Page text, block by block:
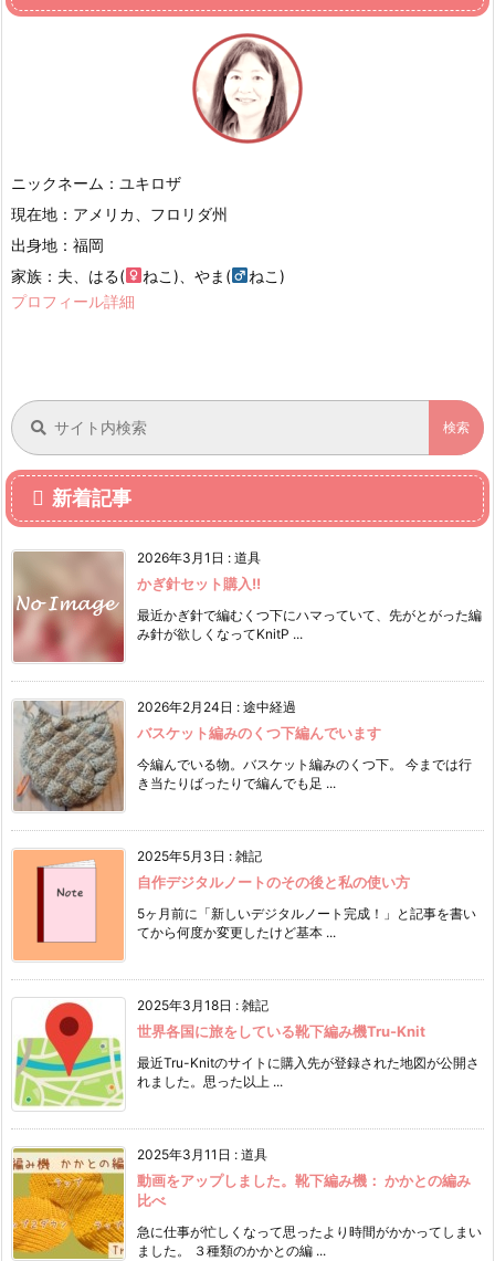
ニックネーム：ユキロザ
現在地：アメリカ、フロリダ州
出身地：福岡
家族：夫、はる(
ねこ)、やま(
ねこ)
プロフィール詳細
新着記事
2026年3月1日 : 道具
かぎ針セット購入!!
最近かぎ針で編むくつ下にハマっていて、先がとがった編
み針が欲しくなってKnitP ...
2026年2月24日 : 途中経過
バスケット編みのくつ下編んでいます
今編んでいる物。バスケット編みのくつ下。 今までは行
き当たりばったりで編んでも足 ...
2025年5月3日 : 雑記
自作デジタルノートのその後と私の使い方
5ヶ月前に「新しいデジタルノート完成！」と記事を書い
てから何度か変更したけど基本 ...
2025年3月18日 : 雑記
世界各国に旅をしている靴下編み機Tru-Knit
最近Tru-Knitのサイトに購入先が登録された地図が公開さ
れました。思った以上 ...
2025年3月11日 : 道具
動画をアップしました。靴下編み機： かかとの編み
比べ
急に仕事が忙しくなって思ったより時間がかかってしまい
ました。 ３種類のかかとの編 ...